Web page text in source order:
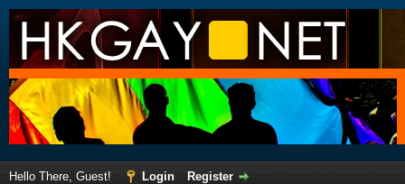
Hello There, Guest! Login
Register